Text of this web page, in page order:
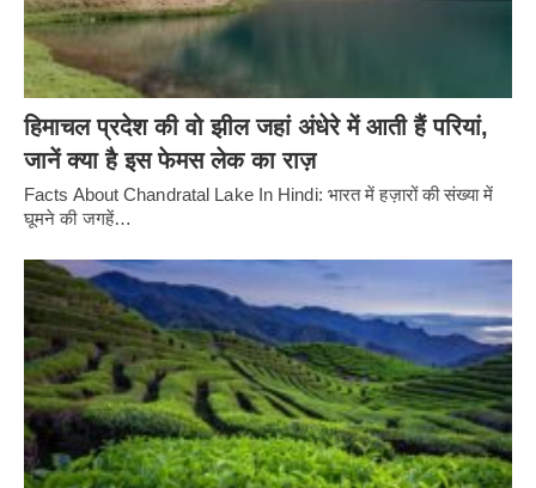
हिमाचल प्रदेश की वो झील जहां अंधेरे में आती हैं परियां,
जानें क्या है इस फेमस लेक का राज़
Facts About Chandratal Lake In Hindi: भारत में हज़ारों की संख्या में
घूमने की जगहें…